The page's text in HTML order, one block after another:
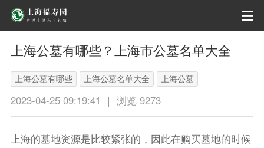
上海公墓有哪些？上海市公墓名单大全
上海公墓有哪些 上海公墓名单大全 上海公墓
2023-04-25 09:19:41 ｜ 浏览 9273
上海的墓地资源是比较紧张的，因此在购买墓地的时候